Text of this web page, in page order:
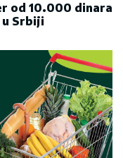
od 10.000 dinara
Srbiji